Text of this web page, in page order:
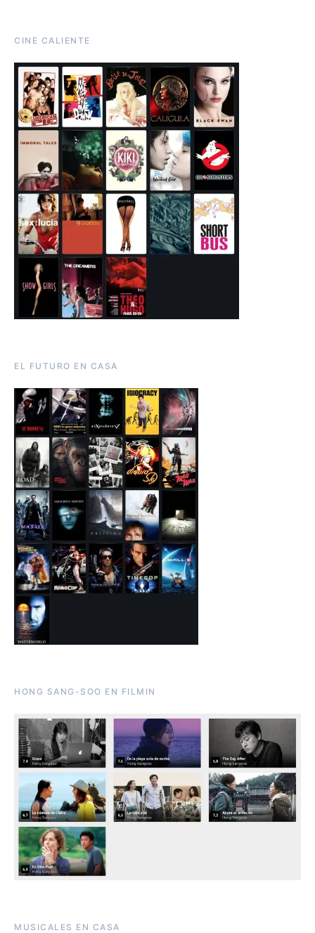
CINE CALIENTE
EL FUTURO EN CASA
HONG SANG-SOO EN FILMIN
MUSICALES EN CASA